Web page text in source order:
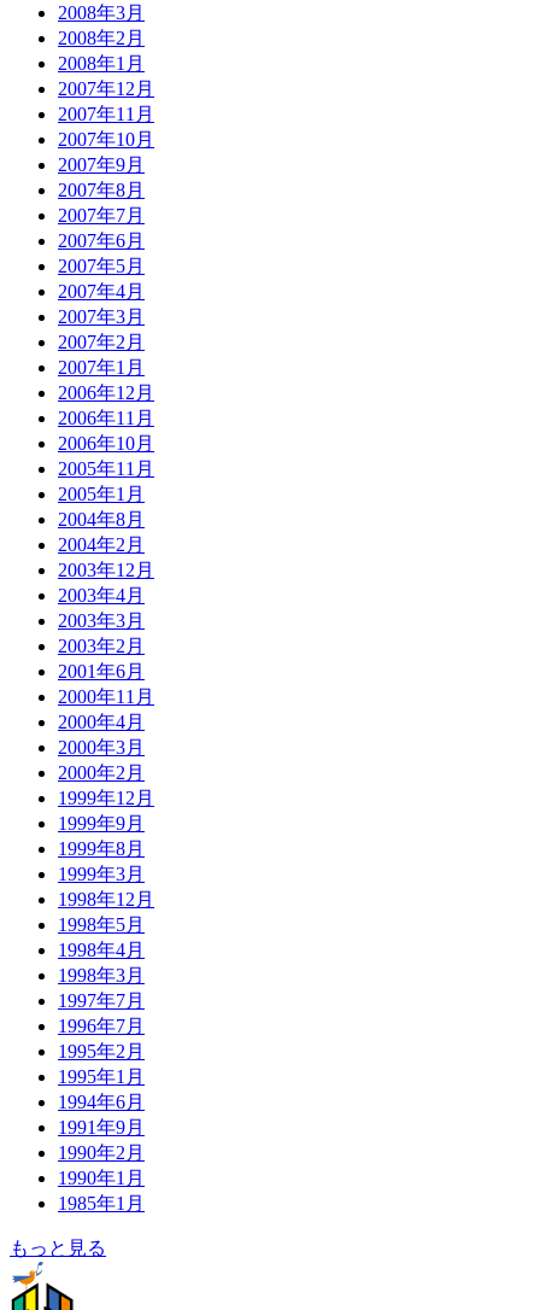
2008年3月
2008年2月
2008年1月
2007年12月
2007年11月
2007年10月
2007年9月
2007年8月
2007年7月
2007年6月
2007年5月
2007年4月
2007年3月
2007年2月
2007年1月
2006年12月
2006年11月
2006年10月
2005年11月
2005年1月
2004年8月
2004年2月
2003年12月
2003年4月
2003年3月
2003年2月
2001年6月
2000年11月
2000年4月
2000年3月
2000年2月
1999年12月
1999年9月
1999年8月
1999年3月
1998年12月
1998年5月
1998年4月
1998年3月
1997年7月
1996年7月
1995年2月
1995年1月
1994年6月
1991年9月
1990年2月
1990年1月
1985年1月
もっと見る